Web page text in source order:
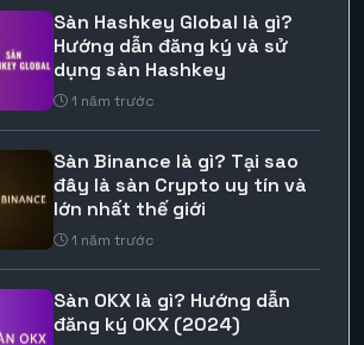
Sàn Hashkey Global là gì?
Hướng dẫn đăng ký và sử
dụng sàn Hashkey
1 năm trước
Sàn Binance là gì? Tại sao
đây là sàn Crypto uy tín và
lớn nhất thế giới
1 năm trước
Sàn OKX là gì? Hướng dẫn
đăng ký OKX (2024)